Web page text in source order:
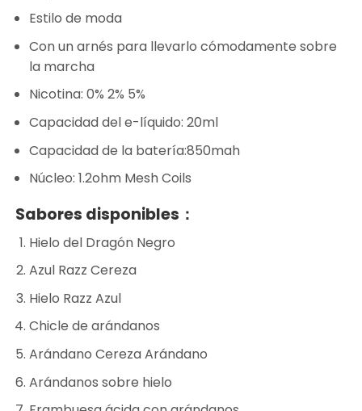
Estilo de moda
Con un arnés para llevarlo cómodamente sobre
la marcha
Nicotina: 0% 2% 5%
Capacidad del e-líquido: 20ml
Capacidad de la batería:850mah
Núcleo: 1.2ohm Mesh Coils
Sabores disponibles：
Hielo del Dragón Negro
Azul Razz Cereza
Hielo Razz Azul
Chicle de arándanos
Arándano Cereza Arándano
Arándanos sobre hielo